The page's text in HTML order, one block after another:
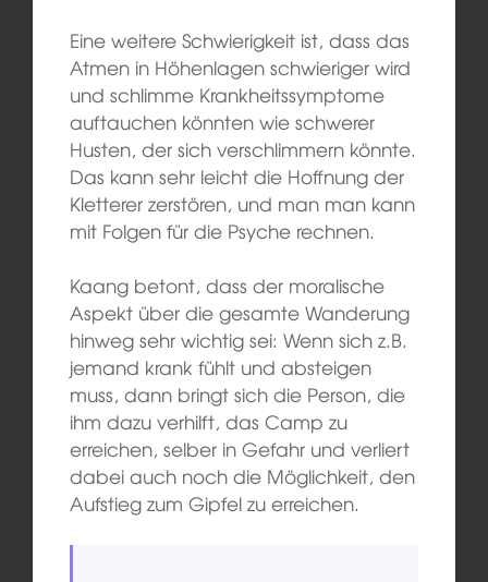
Eine weitere Schwierigkeit ist, dass das
Atmen in Höhenlagen schwieriger wird
und schlimme Krankheitssymptome
auftauchen könnten wie schwerer
Husten, der sich verschlimmern könnte.
Das kann sehr leicht die Hoffnung der
Kletterer zerstören, und man man kann
mit Folgen für die Psyche rechnen.
Kaang betont, dass der moralische
Aspekt über die gesamte Wanderung
hinweg sehr wichtig sei: Wenn sich z.B.
jemand krank fühlt und absteigen
muss, dann bringt sich die Person, die
ihm dazu verhilft, das Camp zu
erreichen, selber in Gefahr und verliert
dabei auch noch die Möglichkeit, den
Aufstieg zum Gipfel zu erreichen.